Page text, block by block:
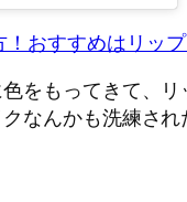
おすすめはリップ
をもってきて、
んかも洗練さ